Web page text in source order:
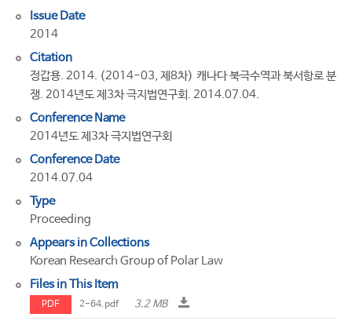
Issue Date
2014
Citation
정갑용. 2014. (2014-03, 제8차) 캐나다 북극수역과 북서항로 분
쟁. 2014년도 제3차 극지법연구회. 2014.07.04.
Conference Name
2014년도 제3차 극지법연구회
Conference Date
2014.07.04
Type
Proceeding
Appears in Collections
Korean Research Group of Polar Law
Files in This Item
PDF 2-64.pdf 3.2 MB